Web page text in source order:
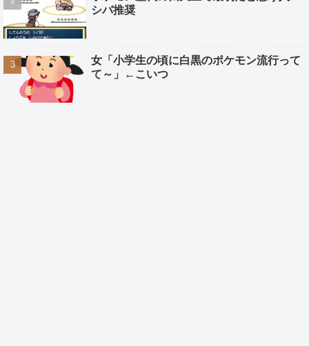
シバ推奨
女「小学生の頃に白黒のポケモン流行って
て～」←こいつ